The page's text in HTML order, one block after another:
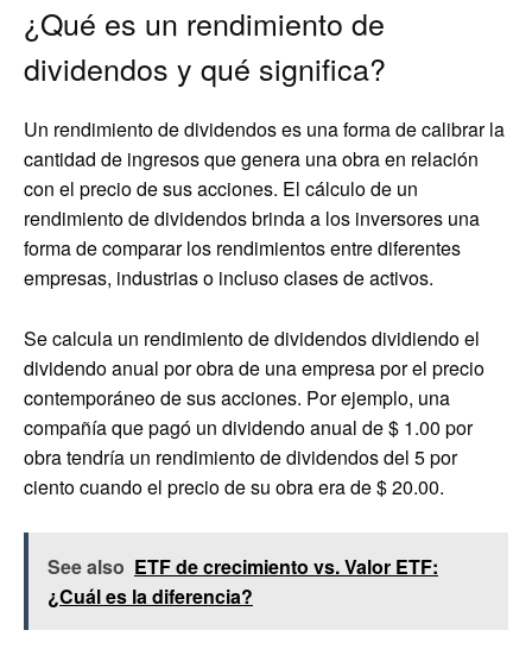
¿Qué es un rendimiento de
dividendos y qué significa?
Un rendimiento de dividendos es una forma de calibrar la
cantidad de ingresos que genera una obra en relación
con el precio de sus acciones. El cálculo de un
rendimiento de dividendos brinda a los inversores una
forma de comparar los rendimientos entre diferentes
empresas, industrias o incluso clases de activos.
Se calcula un rendimiento de dividendos dividiendo el
dividendo anual por obra de una empresa por el precio
contemporáneo de sus acciones. Por ejemplo, una
compañía que pagó un dividendo anual de $ 1.00 por
obra tendría un rendimiento de dividendos del 5 por
ciento cuando el precio de su obra era de $ 20.00.
See also ETF de crecimiento vs. Valor ETF:
¿Cuál es la diferencia?